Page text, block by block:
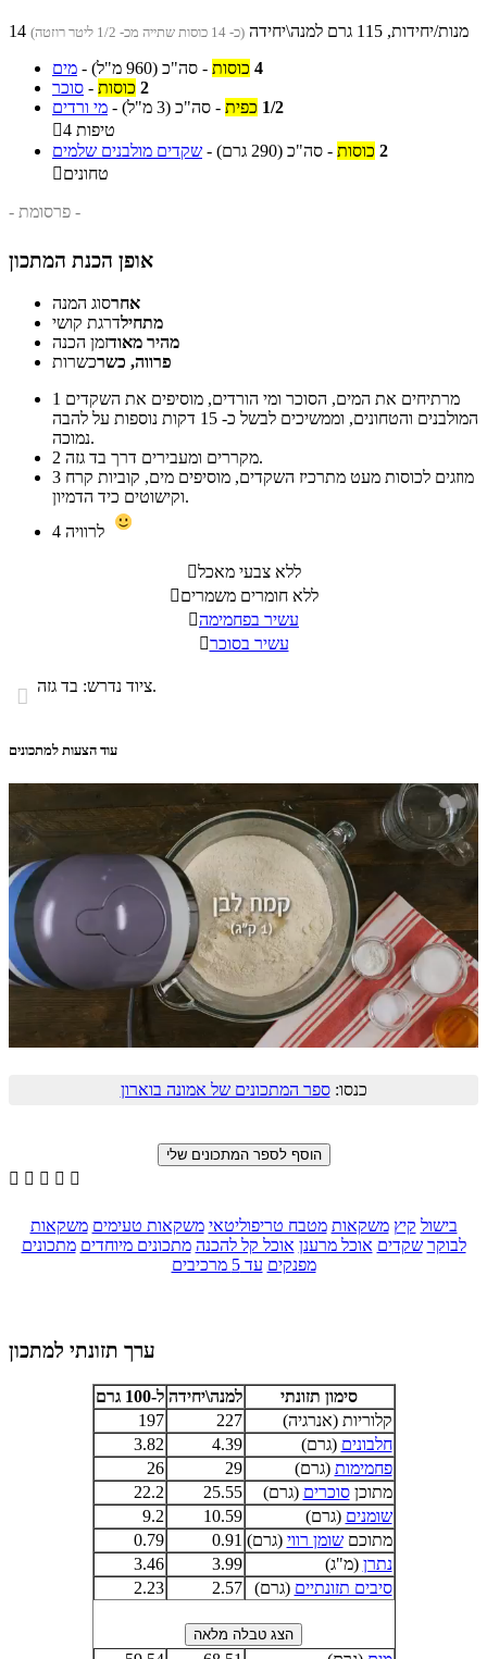
14 מנות/יחידות, 115 גרם למנה\יחידה (כ- 14 כוסות שתייה מכ- 1/2 ליטר רוזטה)
מים - 4 כוסות - סה"כ (960 מ"ל)
סוכר - 2 כוסות
מי ורדים - 1/2 כפית - סה"כ (3 מ"ל)

4 טיפות
שקדים מולבנים שלמים - 2 כוסות - סה"כ (290 גרם)
טחונים
- פרסומת -
אופן הכנת המתכון
אחרסוג המנה
מתחילדרגת קושי
מהיר מאודזמן הכנה
פרווה, כשרכשרות
1
המולבנים והטחונים, וממשיכים לבשל כ- 15 דקות נוספות על להבה
נמוכה.
2
מקררים ומעבירים דרך בד גזה.
3
וקישוטים כיד הדמיון.
4
ללא צבעי מאכל
ללא חומרים משמרים
עשיר בפחמימה
עשיר בסוכר
 ציוד נדרש: בד גזה.
עוד הצעות למתכונים
כנסו:ספר המתכונים של אמונה בוארון
    
בישול קיץ משקאות מטבח טריפוליטאי משקאות טעימים משקאות
לבוקר שקדים אוכל מרענן אוכל קל להכנה מתכונים מיוחדים מתכונים
מפנקים עד 5 מרכיבים
ערך תזונתי למתכון
סימון תזונתי למנה\יחידה ל-100 גרם
קלוריות (אנרגיה)
227
197
חלבונים (גרם) 4.39
3.82
פחמימות (גרם) 29
26
מתוכןסוכרים (גרם) 25.55
22.2
שומנים (גרם) 10.59
9.2
מתוכםשומן רווי (גרם) 0.91
0.79
נתרן (מ"ג) 3.99
3.46
סיבים תזונתיים (גרם) 2.57
2.23